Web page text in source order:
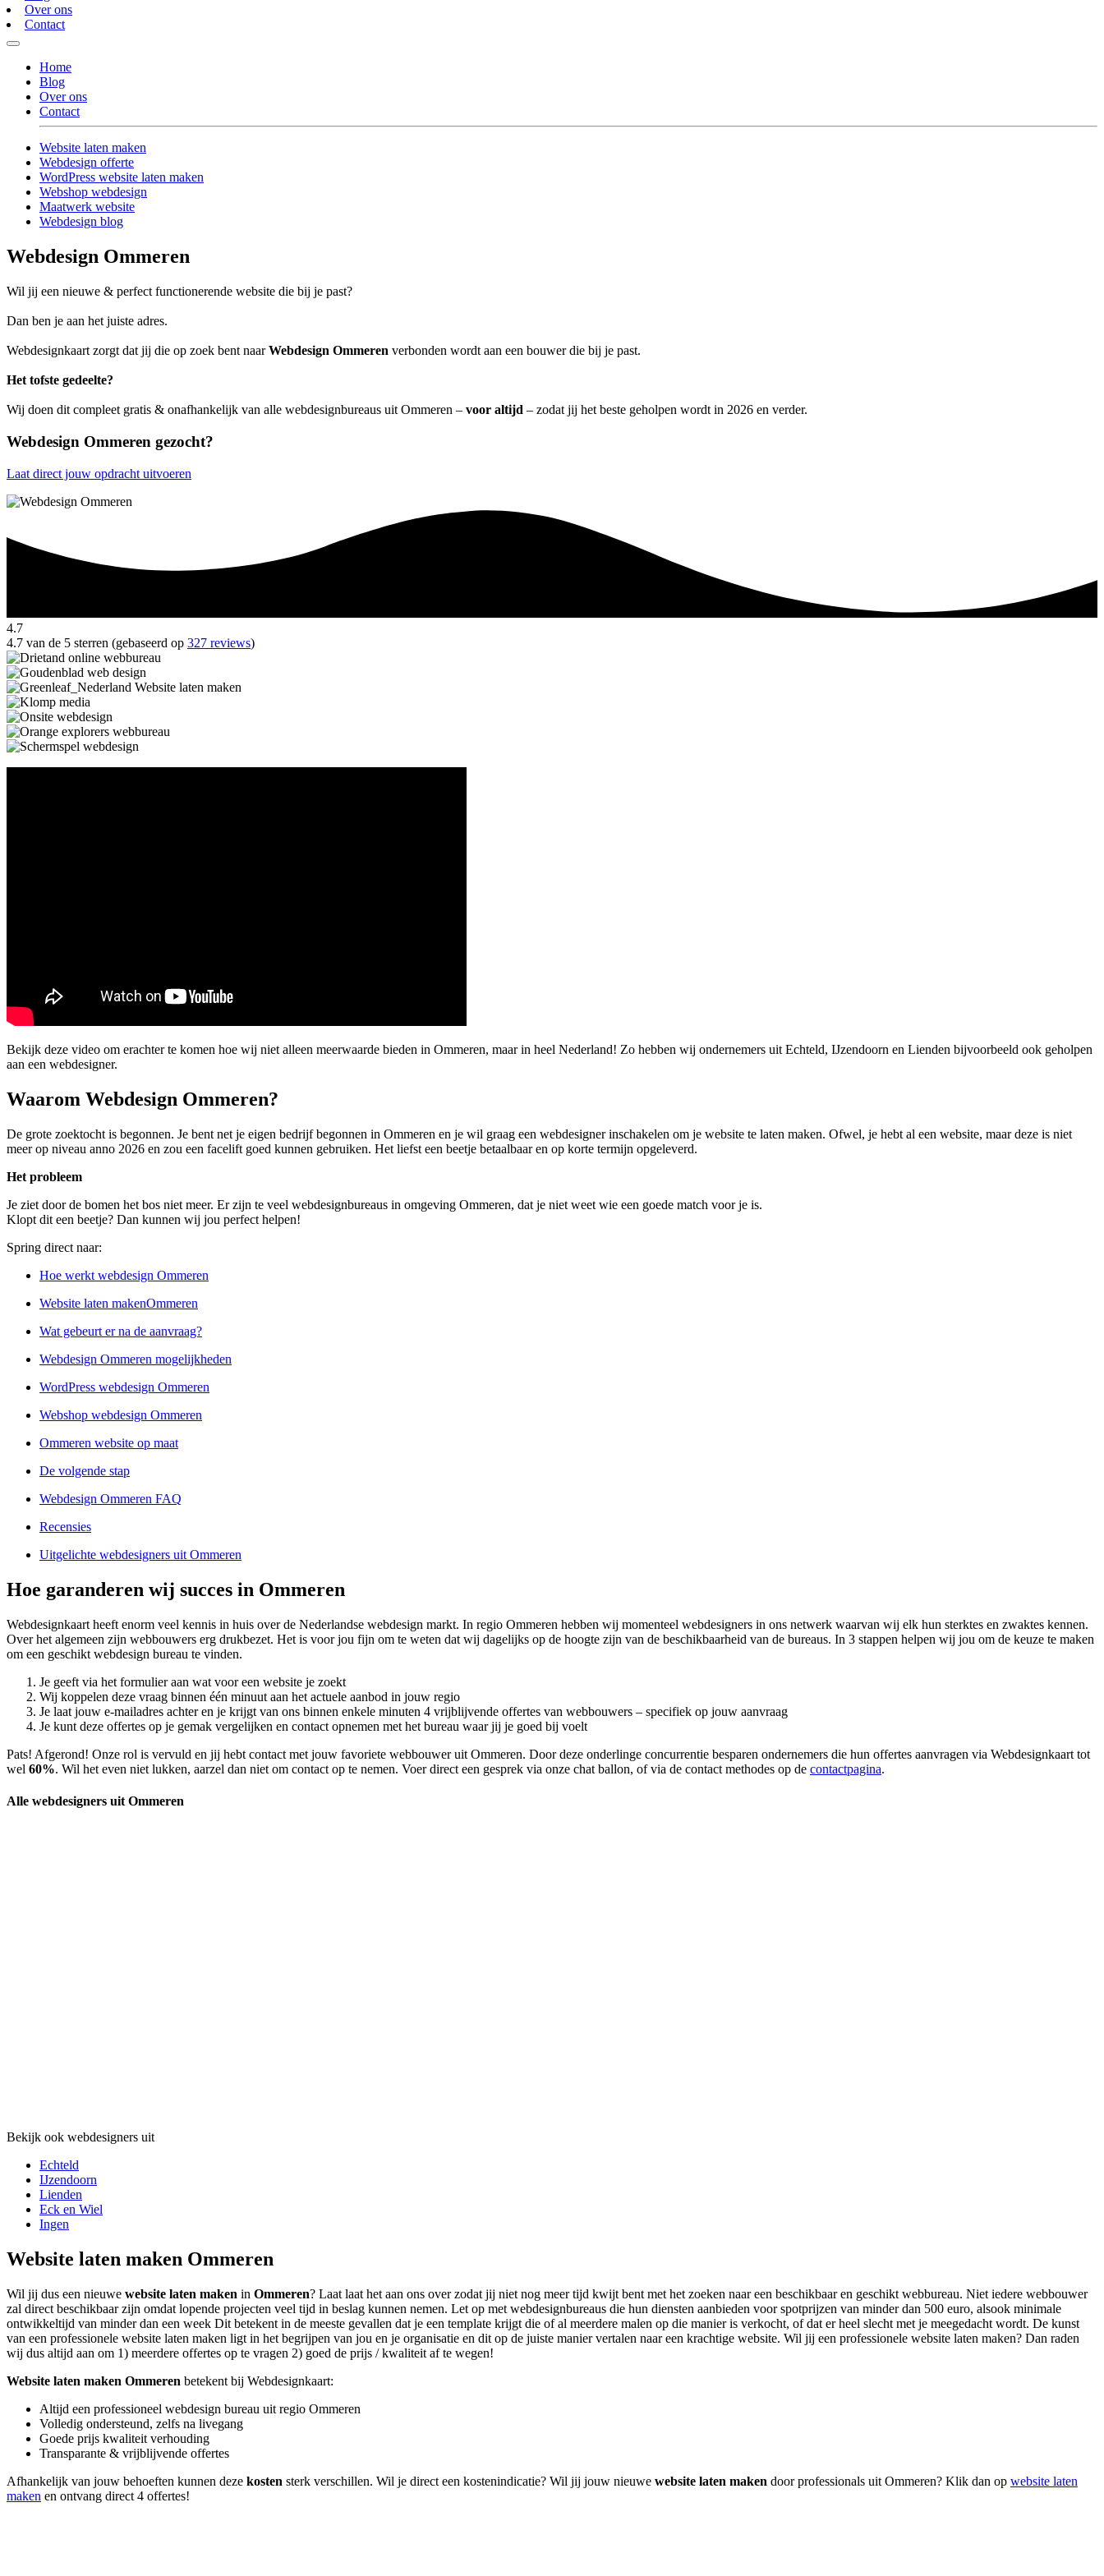
Over ons
Contact
Home
Blog
Over ons
Contact
Website laten maken
Webdesign offerte
WordPress website laten maken
Webshop webdesign
Maatwerk website
Webdesign blog
Webdesign Ommeren
Wil jij een nieuwe & perfect functionerende website die bij je past?
Dan ben je aan het juiste adres.
Webdesignkaart zorgt dat jij die op zoek bent naarWebdesign Ommeren verbonden wordt aan een bouwer die bij je past.
Het tofste gedeelte?
Wij doen dit compleet gratis & onafhankelijk van alle webdesignbureaus uit Ommeren – voor altijd – zodat jij het beste geholpen wordt in 2026 en verder.
Webdesign Ommeren gezocht?
Laat direct jouw opdracht uitvoeren
4.7
4.7 van de 5 sterren (gebaseerd op 327 reviews)
Bekijk deze video om erachter te komen hoe wij niet alleen meerwaarde bieden in Ommeren, maar in heel Nederland! Zo hebben wij ondernemers uit Echteld, IJzendoorn en Lienden bijvoorbeeld ook geholpen
aan een webdesigner.
Waarom Webdesign Ommeren?
De grote zoektocht is begonnen. Je bent net je eigen bedrijf begonnen in Ommeren en je wil graag een webdesigner inschakelen om je website te laten maken. Ofwel, je hebt al een website, maar deze is niet
meer op niveau anno 2026 en zou een facelift goed kunnen gebruiken. Het liefst een beetje betaalbaar en op korte termijn opgeleverd.
Het probleem
Je ziet door de bomen het bos niet meer. Er zijn te veel webdesignbureaus in omgeving Ommeren, dat je niet weet wie een goede match voor je is.
Klopt dit een beetje? Dan kunnen wij jou perfect helpen!
Spring direct naar:
Hoe werkt webdesign Ommeren
Website laten makenOmmeren
Wat gebeurt er na de aanvraag?
Webdesign Ommeren mogelijkheden
WordPress webdesign Ommeren
Webshop webdesign Ommeren
Ommeren website op maat
De volgende stap
Webdesign Ommeren FAQ
Recensies
Uitgelichte webdesigners uit Ommeren
Hoe garanderen wij succes in Ommeren
Webdesignkaart heeft enorm veel kennis in huis over de Nederlandse webdesign markt. In regio Ommeren hebben wij momenteel webdesigners in ons netwerk waarvan wij elk hun sterktes en zwaktes kennen.
Over het algemeen zijn webbouwers erg drukbezet. Het is voor jou fijn om te weten dat wij dagelijks op de hoogte zijn van de beschikbaarheid van de bureaus. In 3 stappen helpen wij jou om de keuze te maken
om een geschikt webdesign bureau te vinden.
Je geeft via het formulier aan wat voor een website je zoekt
Wij koppelen deze vraag binnen één minuut aan het actuele aanbod in jouw regio
Je laat jouw e-mailadres achter en je krijgt van ons binnen enkele minuten 4 vrijblijvende offertes van webbouwers – specifiek op jouw aanvraag
Je kunt deze offertes op je gemak vergelijken en contact opnemen met het bureau waar jij je goed bij voelt
Pats! Afgerond! Onze rol is vervuld en jij hebt contact met jouw favoriete webbouwer uit Ommeren. Door deze onderlinge concurrentie besparen ondernemers die hun offertes aanvragen via Webdesignkaart tot
wel 60%. Wil het even niet lukken, aarzel dan niet om contact op te nemen. Voer direct een gesprek via onze chat ballon, of via de contact methodes op de contactpagina.
Alle webdesigners uit Ommeren
Bekijk ook webdesigners uit
Echteld
IJzendoorn
Lienden
Eck en Wiel
Ingen
Website laten maken Ommeren
Wil jij dus een nieuwe website laten maken in Ommeren? Laat laat het aan ons over zodat jij niet nog meer tijd kwijt bent met het zoeken naar een beschikbaar en geschikt webbureau. Niet iedere webbouwer
zal direct beschikbaar zijn omdat lopende projecten veel tijd in beslag kunnen nemen. Let op met webdesignbureaus die hun diensten aanbieden voor spotprijzen van minder dan 500 euro, alsook minimale
ontwikkeltijd van minder dan een week Dit betekent in de meeste gevallen dat je een template krijgt die of al meerdere malen op die manier is verkocht, of dat er heel slecht met je meegedacht wordt. De kunst
van een professionele website laten maken ligt in het begrijpen van jou en je organisatie en dit op de juiste manier vertalen naar een krachtige website. Wil jij een professionele website laten maken? Dan raden
wij dus altijd aan om 1) meerdere offertes op te vragen 2) goed de prijs / kwaliteit af te wegen!
Website laten maken Ommeren betekent bij Webdesignkaart:
Altijd een professioneel webdesign bureau uit regio Ommeren
Volledig ondersteund, zelfs na livegang
Goede prijs kwaliteit verhouding
Transparante & vrijblijvende offertes
Afhankelijk van jouw behoeften kunnen deze kosten sterk verschillen. Wil je direct een kostenindicatie? Wil jij jouw nieuwe website laten maken door professionals uit Ommeren? Klik dan op website laten
maken en ontvang direct 4 offertes!